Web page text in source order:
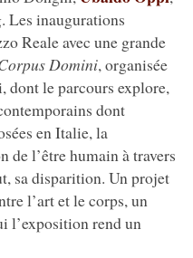
Les inaugurations
Reale avec une grande
Domini, organisée
le parcours explore,
dont
en Italie, la
l’être humain à travers
sa disparition. Un projet
l’art et le corps, un
l’exposition rend un